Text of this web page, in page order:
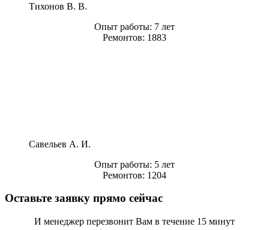
Тихонов В. В.
Опыт работы: 7 лет
Ремонтов: 1883
Савельев А. И.
Опыт работы: 5 лет
Ремонтов: 1204
Оставьте заявку прямо сейчас
И менеджер перезвонит Вам в течение 15 минут